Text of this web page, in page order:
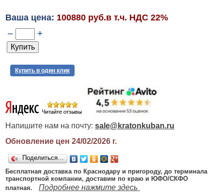
Ваша цена: 100880 руб.в т.ч. НДС 22%
– +
Купить в один клик
Напишите нам на почту: sale@kratonkuban.ru
Обновление цен 24/02/2026г.
Поделиться…
Бесплатная доставка по Краснодару и пригороду, до терминала
транспортной компании, доставим по краю и ЮФО/СКФО
платная.
Подробнее нажмите здесь